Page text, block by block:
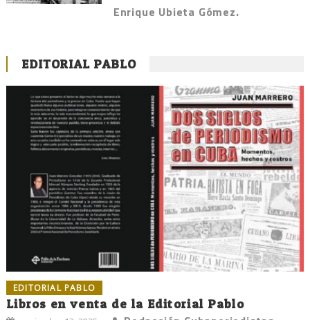
Enrique Ubieta Gómez.
EDITORIAL PABLO
EDITORIAL PABLO
Libros en venta de la Editorial Pablo